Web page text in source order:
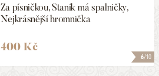
6/10
Za písničkou, Staník má spalničky,
Nejkrásnější hromnička
400 Kč